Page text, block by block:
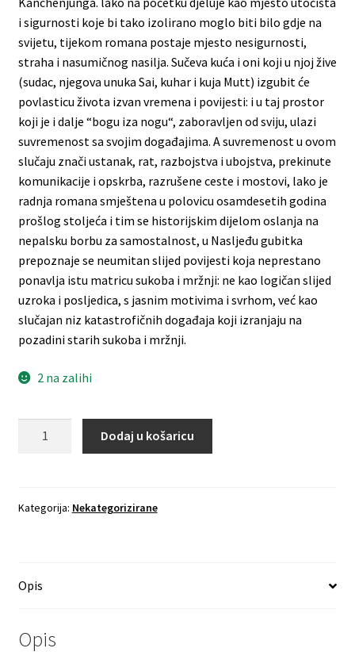
i sigurnosti koje bi tako izolirano moglo biti bilo gdje na
svijetu, tijekom romana postaje mjesto nesigurnosti,
straha i nasumičnog nasilja. Sučeva kuća i oni koji u njoj žive
(sudac, njegova unuka Sai, kuhar i kuja Mutt) izgubit će
povlasticu života izvan vremena i povijesti: i u taj prostor
koji je i dalje “bogu iza nogu“, zaboravljen od sviju, ulazi
suvremenost sa svojim događajima. A suvremenost u ovom
slučaju znači ustanak, rat, razbojstva i ubojstva, prekinute
komunikacije i opskrba, razrušene ceste i mostovi, lako je
radnja romana smještena u polovicu osamdesetih godina
prošlog stoljeća i tim se historijskim dijelom oslanja na
nepalsku borbu za samostalnost, u Nasljeđu gubitka
prepoznaje se neumitan slijed povijesti koja neprestano
ponavlja istu matricu sukoba i mržnji: ne kao logičan slijed
uzroka i posljedica, s jasnim motivima i svrhom, već kao
slučajan niz katastrofičnih događaja koji izranjaju na
pozadini starih sukoba i mržnji.
2 na zalihi
količina
Dodaj u košaricu
Kategorija: Nekategorizirane
Opis
Opis